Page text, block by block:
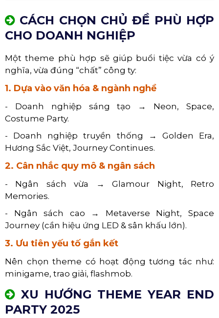
CÁCH CHỌN CHỦ ĐỀ PHÙ HỢP
CHO DOANH NGHIỆP
Một theme phù hợp sẽ giúp buổi tiệc vừa có ý
nghĩa, vừa đúng “chất” công ty:
1. Dựa vào văn hóa & ngành nghề
- Doanh nghiệp sáng tạo → Neon, Space,
Costume Party.
- Doanh nghiệp truyền thống → Golden Era,
Hương Sắc Việt, Journey Continues.
2. Cân nhắc quy mô & ngân sách
- Ngân sách vừa → Glamour Night, Retro
Memories.
- Ngân sách cao → Metaverse Night, Space
Journey (cần hiệu ứng LED & sân khấu lớn).
3. Ưu tiên yếu tố gắn kết
Nên chọn theme có hoạt động tương tác như:
minigame, trao giải, flashmob.
XU HƯỚNG THEME YEAR END
PARTY 2025